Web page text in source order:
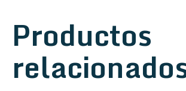
Productos